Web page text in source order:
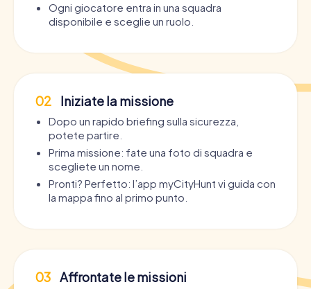
Ogni giocatore entra in una squadra
disponibile e sceglie un ruolo.
02 Iniziate la missione
Dopo un rapido briefing sulla sicurezza,
potete partire.
Prima missione: fate una foto di squadra e
scegliete un nome.
Pronti? Perfetto: l’app myCityHunt vi guida con
la mappa fino al primo punto.
03 Affrontate le missioni